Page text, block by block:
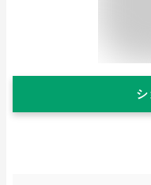
シ